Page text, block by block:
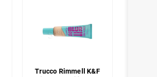
Trucco Rimmell K&F